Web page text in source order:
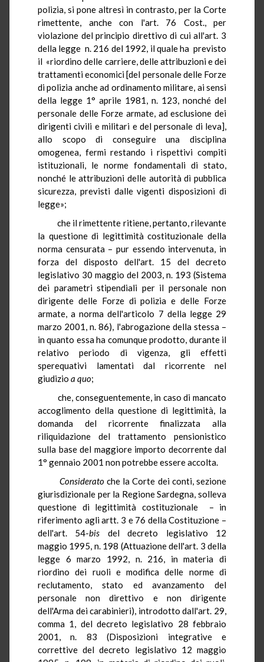
polizia, si pone altresì in contrasto, per la Corte
rimettente, anche con l'art. 76 Cost., per
violazione del principio direttivo di cui all'art. 3
della legge n. 216 del 1992, il quale ha previsto
il «riordino delle carriere, delle attribuzioni e dei
trattamenti economici [del personale delle Forze
di polizia anche ad ordinamento militare, ai sensi
della legge 1° aprile 1981, n. 123, nonché del
personale delle Forze armate, ad esclusione dei
dirigenti civili e militari e del personale di leva],
allo scopo di conseguire una disciplina
omogenea, fermi restando i rispettivi compiti
istituzionali, le norme fondamentali di stato,
nonché le attribuzioni delle autorità dì pubblica
sicurezza, previsti dalle vigenti disposizioni di
legge»;
che il rimettente ritiene, pertanto, rilevante
la questione di legittimità costituzionale della
norma censurata – pur essendo intervenuta, in
forza del disposto dell'art. 15 del decreto
legislativo 30 maggio del 2003, n. 193 (Sistema
dei parametri stipendiali per il personale non
dirigente delle Forze di polizia e delle Forze
armate, a norma dell'articolo 7 della legge 29
marzo 2001, n. 86), l'abrogazione della stessa –
in quanto essa ha comunque prodotto, durante il
relativo periodo di vigenza, gli effetti
sperequativi lamentati dal ricorrente nel
giudizio a quo;
che, conseguentemente, in caso di mancato
accoglimento della questione di legittimità, la
domanda del ricorrente finalizzata alla
riliquidazione del trattamento pensionistico
sulla base del maggiore importo decorrente dal
1° gennaio 2001 non potrebbe essere accolta.
Considerato che la Corte dei conti, sezione
giurisdizionale per la Regione Sardegna, solleva
questione di legittimità costituzionale – in
riferimento agli artt. 3 e 76 della Costituzione –
dell'art. 54-bis del decreto legislativo 12
maggio 1995, n. 198 (Attuazione dell'art. 3 della
legge 6 marzo 1992, n. 216, in materia di
riordino dei ruoli e modifica delle norme di
reclutamento, stato ed avanzamento del
personale non direttivo e non dirigente
dell'Arma dei carabinieri), introdotto dall'art. 29,
comma 1, del decreto legislativo 28 febbraio
2001, n. 83 (Disposizioni integrative e
correttive del decreto legislativo 12 maggio